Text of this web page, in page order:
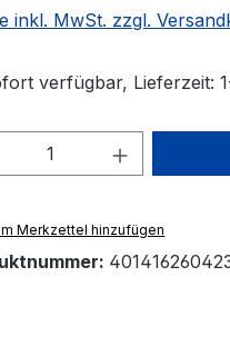
inkl. MwSt. zzgl.
verfügbar, Lieferzeit:
Anzahl:
Merkzettel hinzufügen